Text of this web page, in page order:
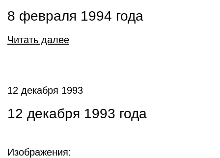
8 февраля 1994 года
Читать далее
12 декабря 1993
12 декабря 1993 года
Изображения: